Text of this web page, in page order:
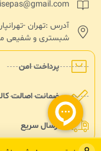
پرداخت امن
ضمانت اصالت
ارسال سریع
شبستری و شفیعی مکرم (بین